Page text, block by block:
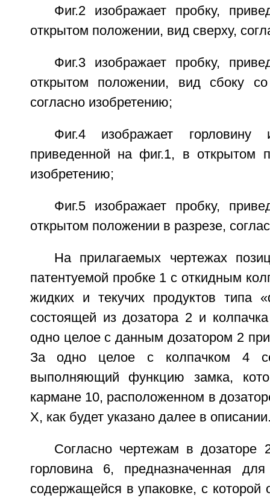
Фиг.2 изображает пробку,
открытом положении, вид сверху,
Фиг.3 изображает пробку,
открытом положении, вид сбоку
согласно изобретению;
Фиг.4 изображает
приведенной на фиг.1, в открытом
изобретению;
Фиг.5 изображает пробку,
открытом положении в разрезе,
На прилагаемых чертежах
патентуемой пробке 1 с откидным
жидких и текучих продуктов типа
состоящей из дозатора 2 и
одно целое с данным дозатором 2
За одно целое с колпачком 4
выполняющий функцию замка,
кармане 10, расположенном в
Х, как будет указано далее в
Согласно чертежам в дозаторе
горловина 6, предназначенная
содержащейся в упаковке, с которой